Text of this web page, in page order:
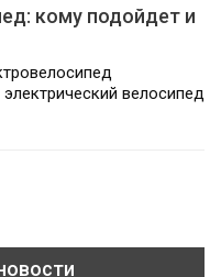
кому подойдет и
велосипед